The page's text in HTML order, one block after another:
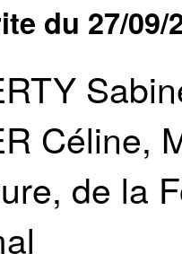
du 27/09/
Céline,
de la